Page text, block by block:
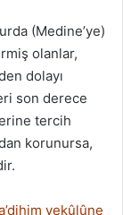
(Medine’ye)
olanlar,
dolayı
son derece
tercih
korunursa,
yekûlûne